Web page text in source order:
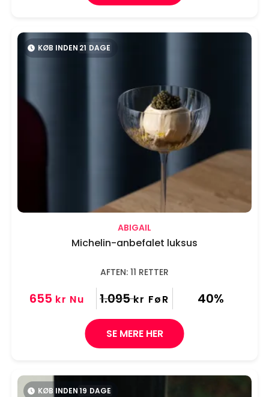
ABIGAIL
Michelin-anbefalet luksus
AFTEN: 11 RETTER
655 kr Nu 1.095 kr FøR 40%
SE MERE HER
KØB INDEN 21 DAGE
KØB INDEN19 DAGE